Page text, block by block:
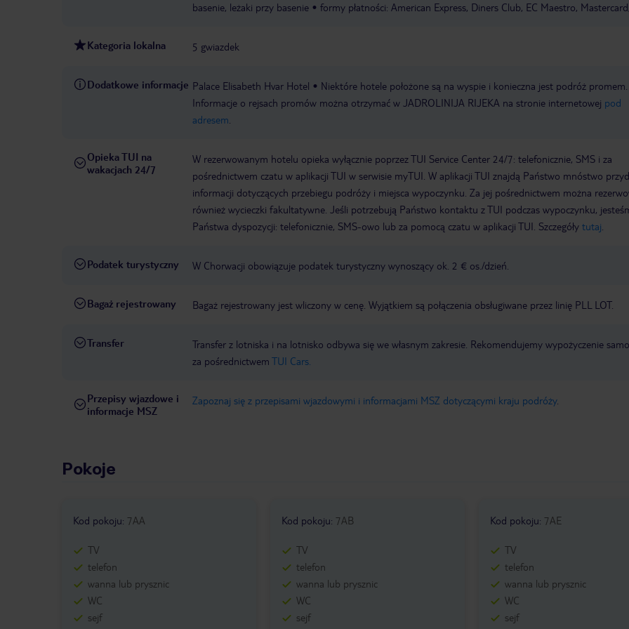
basenie, leżaki przy basenie
formy płatności: American Express, Diners Club, EC Maestro,
Kategoria lokalna 5 gwiazdek
Dodatkowe informacje Palace Elisabeth Hvar Hotel
Niektóre hotele położone są na wyspie i konieczna jest podróż promem.
Informacje o rejsach promów można otrzymać w JADROLINIJA RIJEKA na stronie internetowej pod
adresem
Opieka TUI na
wakacjach 24/7
W rezerwowanym hotelu opieka wyłącznie poprzez TUI Service Center 24/7: telefonicznie, SMS i za
pośrednictwem czatu w aplikacji TUI w serwisie myTUI. W aplikacji TUI znajdą Państwo mnóstwo
informacji dotyczących przebiegu podróży i miejsca wypoczynku. Za jej pośrednictwem można
również wycieczki fakultatywne. Jeśli potrzebują Państwo kontaktu z TUI podczas wypoczynku,
Państwa dyspozycji: telefonicznie, SMS-owo lub za pomocą czatu w aplikacji TUI. Szczegóły tutaj
Podatek turystyczny W Chorwacji obowiązuje podatek turystyczny wynoszący ok. 2 € os./dzień.
Bagaż rejestrowany Bagaż rejestrowany jest wliczony w cenę. Wyjątkiem są połączenia obsługiwane przez linię PLL LOT.
Transfer
Transfer z lotniska i na lotnisko odbywa się we własnym zakresie. Rekomendujemy wypożyczenie
za pośrednictwem TUI Cars.
Przepisy wjazdowe i
informacje MSZ
Zapoznaj się z przepisami wjazdowymi i informacjami MSZ dotyczącymi kraju podróży.
Pokoje
Kod pokoju: 7AA
TV
telefon
wanna lub prysznic
WC
sejf
Kod pokoju: 7AB
TV
telefon
wanna lub prysznic
WC
sejf
Kod pokoju: 7AE
TV
telefon
wanna lub prysznic
WC
sejf